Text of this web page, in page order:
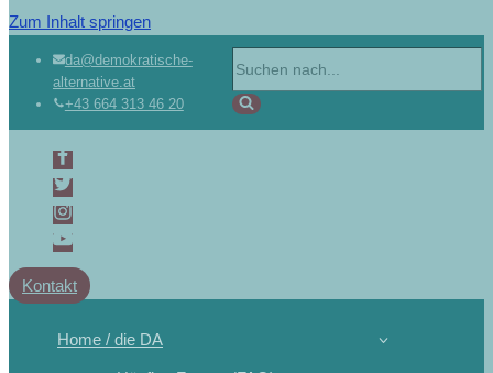
Zum Inhalt springen
da@demokratische-
alternative.at
+43 664 313 46 20
Kontakt
Home / die DA